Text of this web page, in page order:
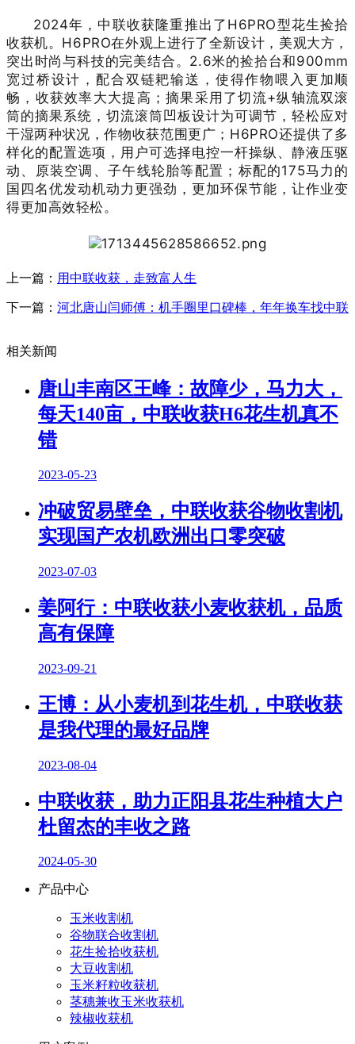
2024年，中联收获隆重推出了H6PRO型花生捡拾
收获机。H6PRO在外观上进行了全新设计，美观大方，
突出时尚与科技的完美结合。2.6米的捡拾台和900mm
宽过桥设计，配合双链耙输送，使得作物喂入更加顺
畅，收获效率大大提高；摘果采用了切流+纵轴流双滚
筒的摘果系统，切流滚筒凹板设计为可调节，轻松应对
干湿两种状况，作物收获范围更广；H6PRO还提供了多
样化的配置选项，用户可选择电控一杆操纵、静液压驱
动、原装空调、子午线轮胎等配置；标配的175马力的
国四名优发动机动力更强劲，更加环保节能，让作业变
得更加高效轻松。
上一篇： 用中联收获，走致富人生
下一篇： 河北唐山闫师傅：机手圈里口碑棒，年年换车找中联
相关新闻
唐山丰南区王峰：故障少，马力大，
每天140亩，中联收获H6花生机真不
错
2023-05-23
冲破贸易壁垒，中联收获谷物收割机
实现国产农机欧洲出口零突破
2023-07-03
姜阿行：中联收获小麦收获机，品质
高有保障
2023-09-21
王博：从小麦机到花生机，中联收获
是我代理的最好品牌
2023-08-04
中联收获，助力正阳县花生种植大户
杜留杰的丰收之路
2024-05-30
产品中心
玉米收割机
谷物联合收割机
花生捡拾收获机
大豆收割机
玉米籽粒收获机
茎穗兼收玉米收获机
辣椒收获机